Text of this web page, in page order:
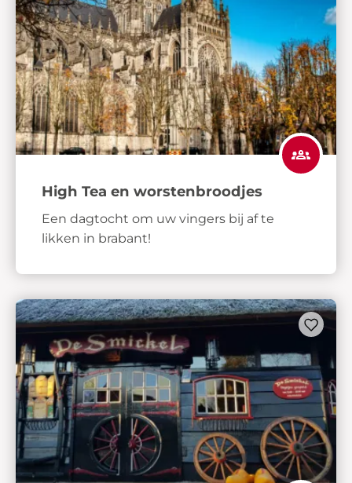
High Tea en worstenbroodjes
Een dagtocht om uw vingers bij af te
likken in brabant!